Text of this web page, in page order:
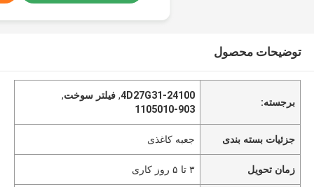
توضیحات محصول
برجسته:
4D27G31-24100
,فیلتر سوخت,
1105010-903
جزئیات بسته بندی جعبه کاغذی
زمان تحویل ۳ تا ۵ روز کاری